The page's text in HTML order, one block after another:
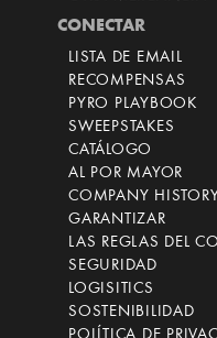
CONECTAR
LISTA DE EMAIL
RECOMPENSAS
PYRO PLAYBOOK
SWEEPSTAKES
CATÁLOGO
AL POR MAYOR
COMPANY HISTORY
GARANTIZAR
LAS REGLAS DEL
SEGURIDAD
LOGISITICS
SOSTENIBILIDAD